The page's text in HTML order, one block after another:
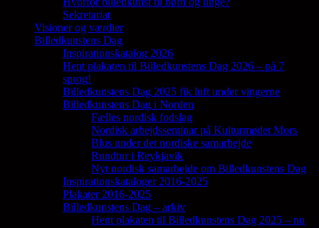
den billedkunstneriske fødekæde
Sekretariat
Visioner og værdier
Billedkunstens Dag
Inspirationskatalog 2026
Hent plakaten til Billedkunstens Dag 2026 – på 7
sprog!
Billedkunstens Dag 2025 fik luft under vingerne
Billedkunstens Dag i Norden
Fælles nordisk fodslag
Nordisk arbejdsseminar på Kulturmødet Mors
Blus under det nordiske samarbejde
Rundtur i Reykjavik
Nyt nordisk samarbejde om Billedkunstens Dag
Inspirationskataloger 2016-2025
Plakater 2016-2025
Billedkunstens Dag – arkiv
Hent plakaten til Billedkunstens Dag 2025 – nu